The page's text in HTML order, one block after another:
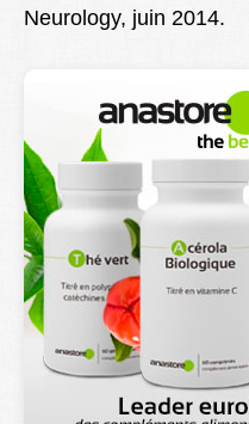
Neurology, juin 2014.